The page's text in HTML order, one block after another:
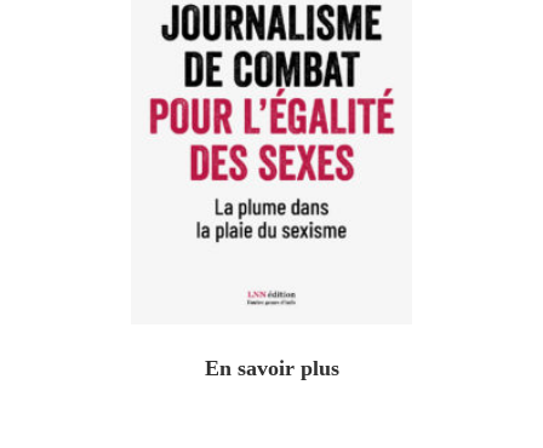
En savoir plus